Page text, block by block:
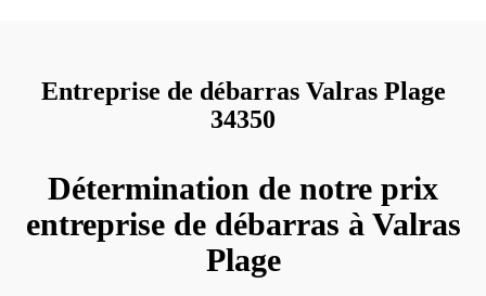
Entreprise de débarras Valras Plage
34350
Détermination de notre prix
entreprise de débarras à Valras
Plage